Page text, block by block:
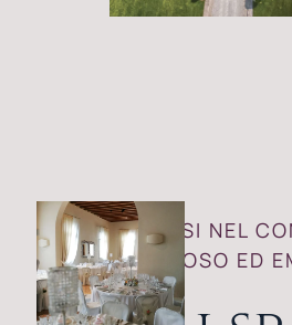
RITROVARSI NEL
PRESTIGIOSO ED